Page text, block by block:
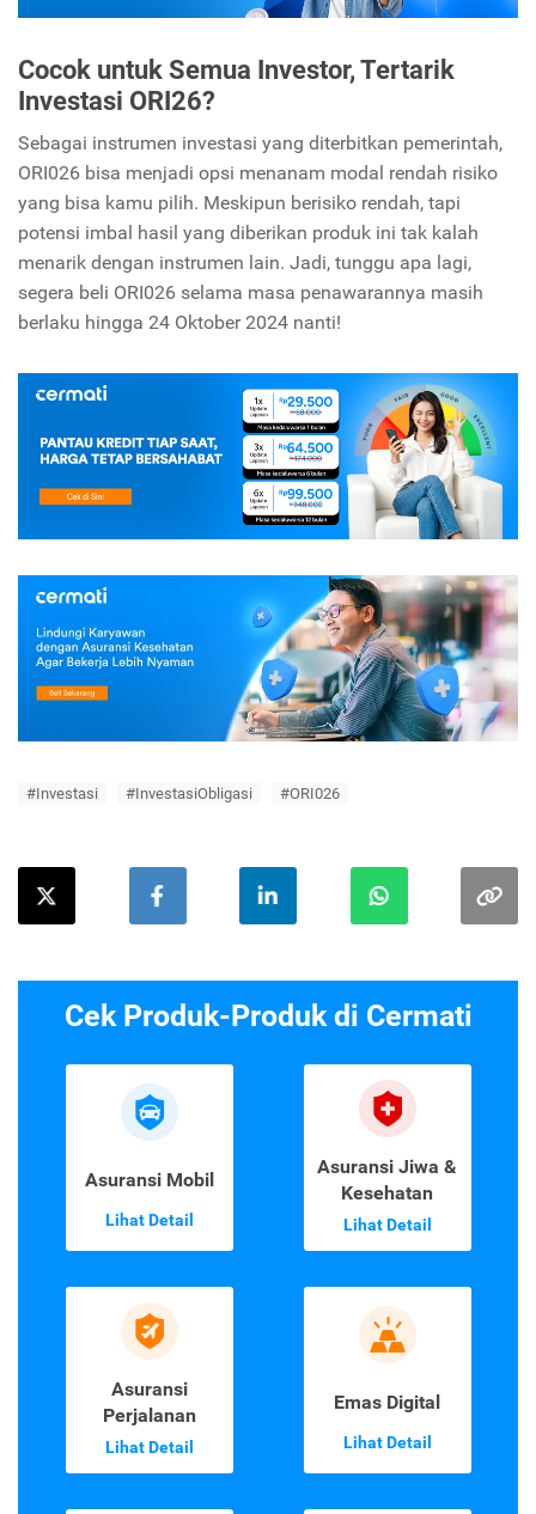
Cocok untuk Semua Investor, Tertarik
Investasi ORI26?
Sebagai instrumen investasi yang diterbitkan pemerintah,
ORI026 bisa menjadi opsi menanam modal rendah risiko
yang bisa kamu pilih. Meskipun berisiko rendah, tapi
potensi imbal hasil yang diberikan produk ini tak kalah
menarik dengan instrumen lain. Jadi, tunggu apa lagi,
segera beli ORI026 selama masa penawarannya masih
berlaku hingga 24 Oktober 2024 nanti!
#Investasi #InvestasiObligasi #ORI026
Cek Produk-Produk di Cermati
Asuransi Mobil
Lihat Detail
Asuransi Jiwa &
Kesehatan
Lihat Detail
Asuransi
Perjalanan
Lihat Detail
Emas Digital
Lihat Detail